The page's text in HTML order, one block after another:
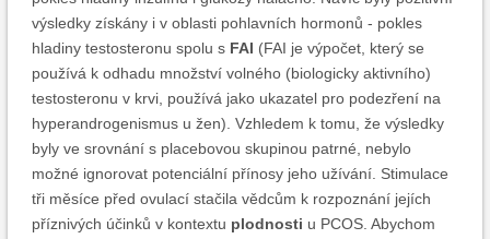
výsledky získány i v oblasti pohlavních hormonů - pokles
hladiny testosteronu spolu s FAI (FAI je výpočet, který se
používá k odhadu množství volného (biologicky aktivního)
testosteronu v krvi, používá jako ukazatel pro podezření na
hyperandrogenismus u žen). Vzhledem k tomu, že výsledky
byly ve srovnání s placebovou skupinou patrné, nebylo
možné ignorovat potenciální přínosy jeho užívání. Stimulace
tři měsíce před ovulací stačila vědcům k rozpoznání jejích
příznivých účinků v kontextu plodnosti u PCOS. Abychom